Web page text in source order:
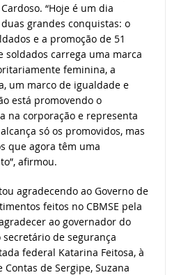
“Hoje é um dia
grandes conquistas: o
e a promoção de 51
soldados carrega uma marca
feminina, a
um marco de igualdade e
está promovendo o
na corporação e representa
só os promovidos, mas
que agora têm uma
afirmou.
agradecendo ao Governo de
feitos no CBMSE pela
ao governador do
de segurança
federal Katarina Feitosa, à
de Sergipe, Suzana